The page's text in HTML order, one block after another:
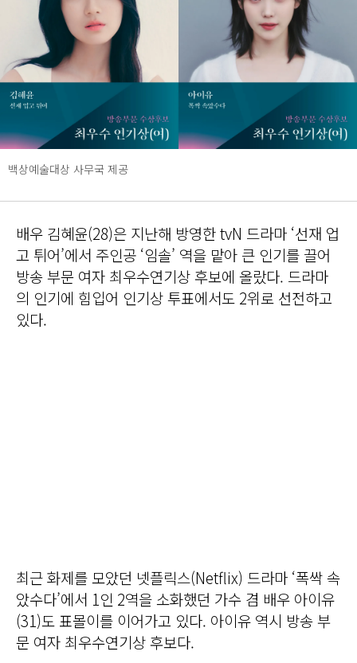
백상예술대상 사무국 제공
배우 김혜윤(28)은 지난해 방영한 tvN 드라마 ‘선재 업
고 튀어’에서 주인공 ‘임솔’ 역을 맡아 큰 인기를 끌어
방송 부문 여자 최우수연기상 후보에 올랐다. 드라마
의 인기에 힘입어 인기상 투표에서도 2위로 선전하고
있다.
최근 화제를 모았던 넷플릭스(Netflix) 드라마 ‘폭싹 속
았수다’에서 1인 2역을 소화했던 가수 겸 배우 아이유
(31)도 표몰이를 이어가고 있다. 아이유 역시 방송 부
문 여자 최우수연기상 후보다.